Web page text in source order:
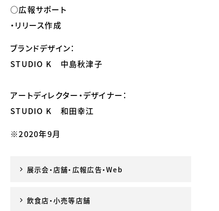
○広報サポート
・リリース作成
ブランドデザイン：
STUDIO K 中島秋津子
アートディレクター・デザイナー：
STUDIO K 和田幸江
※2020年9月
展示会・店舗・広報広告・Web
飲食店・小売等店舗